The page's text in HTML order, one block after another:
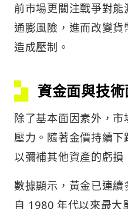
前市場更關注戰爭對
通膨風險，進而改變
造成壓制。
資金面與技
除了基本面因素外，
壓力。隨著金價持續
以彌補其他資產的虧損
數據顯示，黃金已連
自 1980 年代以來最大